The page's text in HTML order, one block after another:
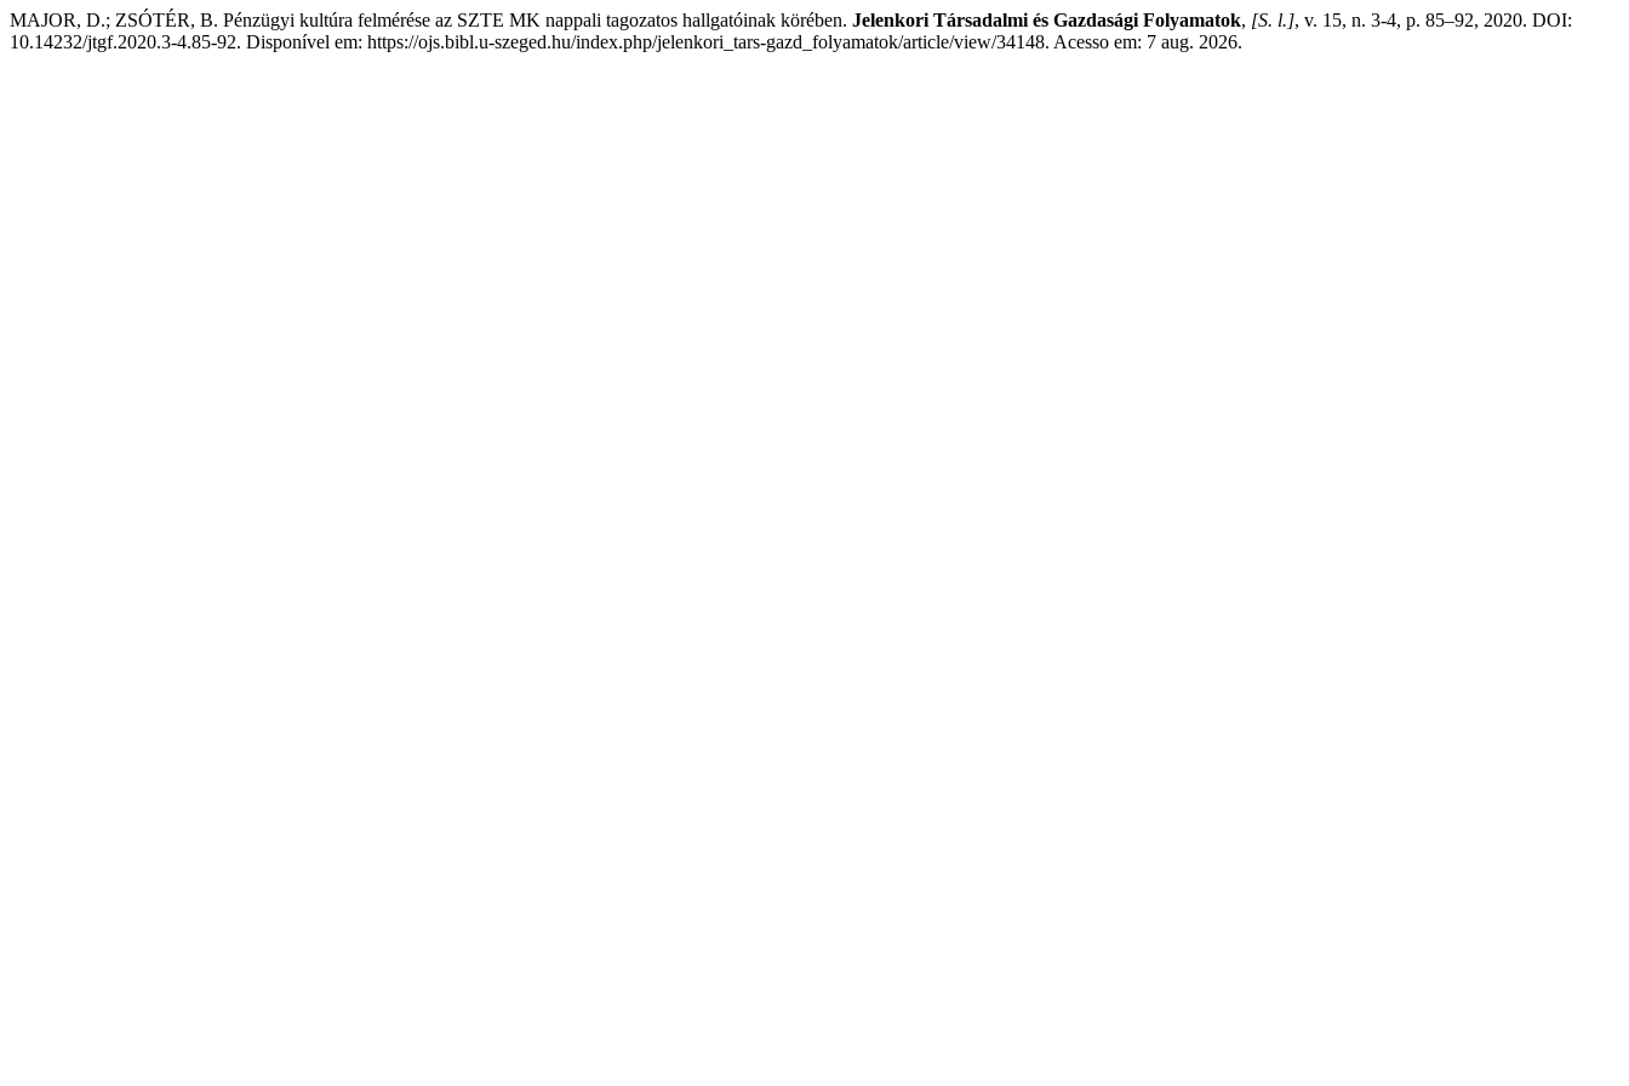
MAJOR, D.; ZSÓTÉR, B. Pénzügyi kultúra felmérése az SZTE MK nappali tagozatos hallgatóinak körében. Jelenkori Társadalmi és Gazdasági Folyamatok, [S. l.], v. 15, n. 3-4, p. 85–92, 2020. DOI:
10.14232/jtgf.2020.3-4.85-92. Disponível em: https://ojs.bibl.u-szeged.hu/index.php/jelenkori_tars-gazd_folyamatok/article/view/34148. Acesso em: 7 aug. 2026.